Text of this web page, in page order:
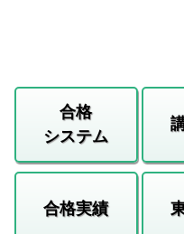
合格
システム
合格実績